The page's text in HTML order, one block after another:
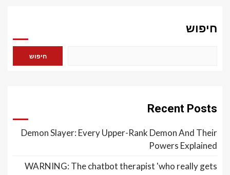
חיפוש
חיפוש
Recent Posts
Demon Slayer: Every Upper-Rank Demon And Their
Powers Explained
WARNING: The chatbot therapist 'who really gets